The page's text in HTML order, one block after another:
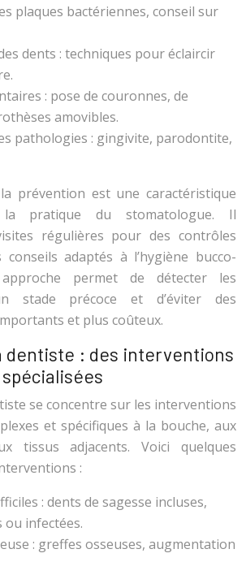
plaques bactériennes, conseil sur
dents : techniques pour éclaircir
: pose de couronnes, de
amovibles.
pathologies : gingivite, parodontite,
prévention est une caractéristique
pratique du stomatologue. Il
régulières pour des contrôles
adaptés à l’hygiène bucco-
permet de détecter les
stade précoce et d’éviter des
et plus coûteux.
dentiste : des interventions
se concentre sur les interventions
et spécifiques à la bouche, aux
tissus adjacents. Voici quelques
:
: dents de sagesse incluses,
ou infectées.
: greffes osseuses, augmentation